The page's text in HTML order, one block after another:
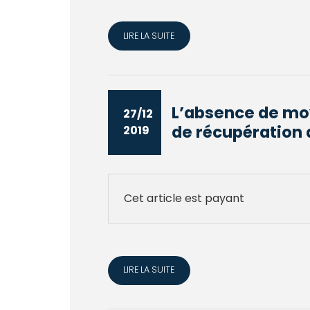
LIRE LA SUITE
27/12
2019
L’absence de
de récupération
Cet article est payant
LIRE LA SUITE